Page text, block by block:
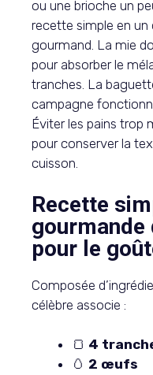
ou une brioche un
recette simple en
gourmand. La mie
pour absorber le
tranches. La
campagne
Éviter les pains trop
pour conserver la
cuisson.
Recette
gourmande
pour le
Composée
célèbre associe :
🍞 4
🥚 2 œufs